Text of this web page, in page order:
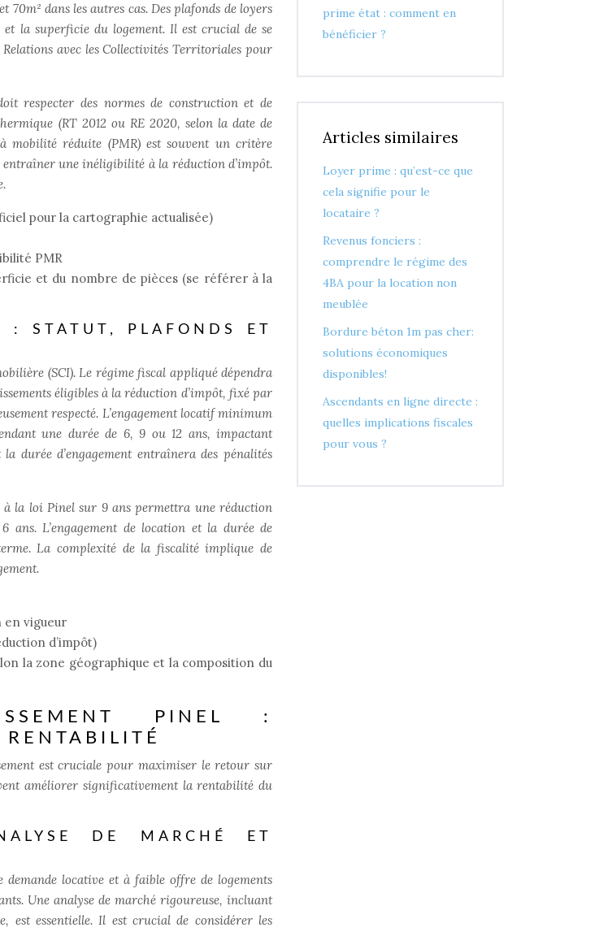
70m² dans les autres cas. Des plafonds de loyers
la superficie du logement. Il est crucial de se
avec les Collectivités Territoriales pour
respecter des normes de construction et de
(RT 2012 ou RE 2020, selon la date de
mobilité réduite (PMR) est souvent un critère
une inéligibilité à la réduction d’impôt.
pour la cartographie actualisée)
PMR
et du nombre de pièces (se référer à la
: STATUT, PLAFONDS ET
(SCI). Le régime fiscal appliqué dépendra
éligibles à la réduction d’impôt, fixé par
respecté. L’engagement locatif minimum
une durée de 6, 9 ou 12 ans, impactant
durée d’engagement entraînera des pénalités
la loi Pinel sur 9 ans permettra une réduction
ans. L’engagement de location et la durée de
La complexité de la fiscalité implique de
en vigueur
d’impôt)
la zone géographique et la composition du
PINEL :
est cruciale pour maximiser le retour sur
améliorer significativement la rentabilité du
DE MARCHÉ ET
locative et à faible offre de logements
Une analyse de marché rigoureuse, incluant
est essentielle. Il est crucial de considérer les
prime état : comment en
bénéficier ?
Articles similaires
Loyer prime : qu’est-ce que
cela signifie pour le
locataire ?
Revenus fonciers :
comprendre le régime des
4BA pour la location non
meublée
Bordure béton 1m pas cher:
solutions économiques
disponibles!
Ascendants en ligne directe :
quelles implications fiscales
pour vous ?